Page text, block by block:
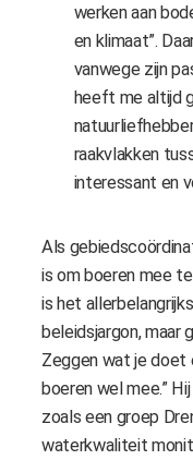
werken aan
en klimaat”.
vanwege zijn
heeft me altijd
raakvlakken
interessant en
Als
is om boeren mee
is het
beleidsjargon, maar
Zeggen wat je doet
boeren wel mee.”
zoals een groep
waterkwaliteit